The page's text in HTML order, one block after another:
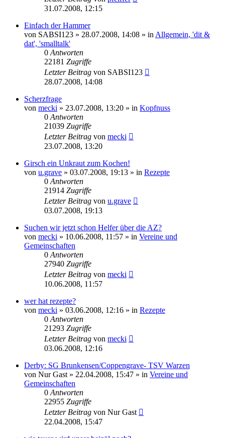
31.07.2008, 12:15
Einfach der Hammer
von SABSI123 » 28.07.2008, 14:08 » in Allgemein, 'dit &
dat', 'smalltalk'
0 Antworten
22181 Zugriffe
Letzter Beitrag von SABSI123
28.07.2008, 14:08
Scherzfrage
von mecki » 23.07.2008, 13:20 » in Kopfnuss
0 Antworten
21039 Zugriffe
Letzter Beitrag von mecki
23.07.2008, 13:20
Girsch ein Unkraut zum Kochen!
von u.grave » 03.07.2008, 19:13 » in Rezepte
0 Antworten
21914 Zugriffe
Letzter Beitrag von u.grave
03.07.2008, 19:13
Suchen wir jetzt schon Helfer über die AZ?
von mecki » 10.06.2008, 11:57 » in Vereine und
Gemeinschaften
0 Antworten
27940 Zugriffe
Letzter Beitrag von mecki
10.06.2008, 11:57
wer hat rezepte?
von mecki » 03.06.2008, 12:16 » in Rezepte
0 Antworten
21293 Zugriffe
Letzter Beitrag von mecki
03.06.2008, 12:16
Derby: SG Brunkensen/Coppengrave- TSV Warzen
von Nur Gast » 22.04.2008, 15:47 » in Vereine und
Gemeinschaften
0 Antworten
22955 Zugriffe
Letzter Beitrag von Nur Gast
22.04.2008, 15:47